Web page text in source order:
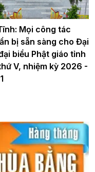
Mọi công tác
bị sẵn sàng cho Đại
biểu Phật giáo tỉnh
V, nhiệm kỳ 2026 -